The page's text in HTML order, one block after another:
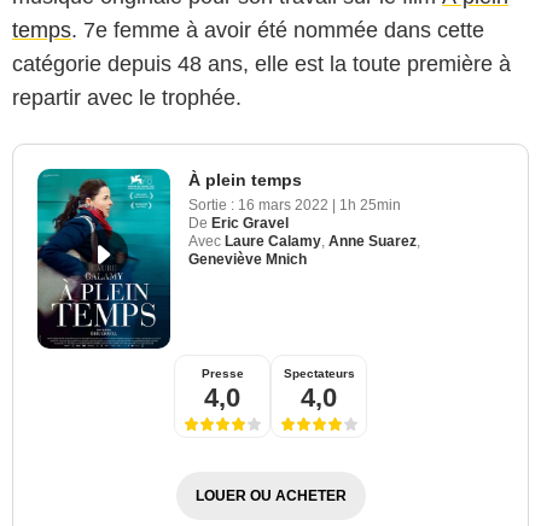
temps. 7e femme à avoir été nommée dans cette
catégorie depuis 48 ans, elle est la toute première à
repartir avec le trophée.
À plein temps
Sortie : 16 mars 2022 | 1h 25min
De Eric Gravel
Avec Laure Calamy Anne Suarez
Geneviève Mnich
Presse
4,0
Spectateurs
4,0
LOUER OU ACHETER